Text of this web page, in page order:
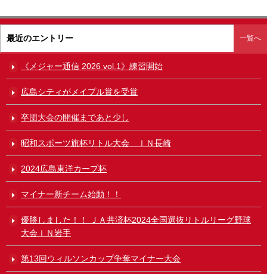
最近のエントリー 一覧へ
《メジャー通信 2026 vol.1》練習開始
広島シティがメイプル賞を受賞
卒団大会の開催まであと少し
昭和スポーツ旗杯リトル大会 ＩＮ長崎
2024広島東洋カープ杯
マイナー新チーム始動！！
優勝しました！！ ＪＡ共済杯2024全国選抜リトルリーグ野球
大会ＩＮ岩手
第13回ウィルソンカップ争奪マイナー大会